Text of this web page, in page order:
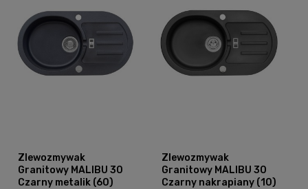
Zlewozmywak
Granitowy MALIBU 30
Czarny metalik (60)
Zlewozmywak
Granitowy MALIBU 30
Czarny nakrapiany (10)